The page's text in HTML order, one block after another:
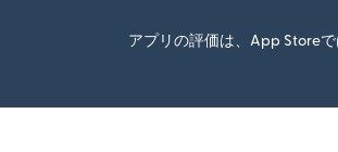
アプリの評価は、App Store